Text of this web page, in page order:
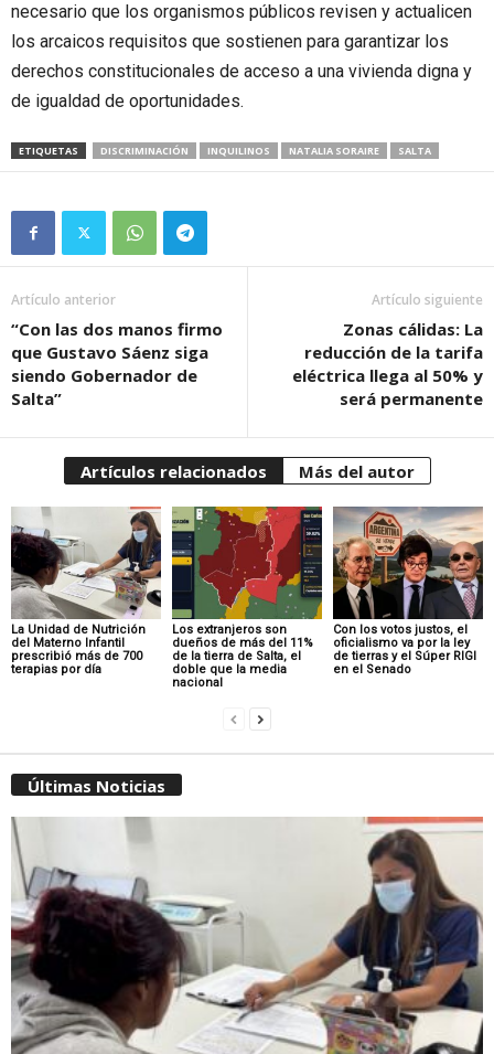
necesario que los organismos públicos revisen y actualicen
los arcaicos requisitos que sostienen para garantizar los
derechos constitucionales de acceso a una vivienda digna y
de igualdad de oportunidades.
ETIQUETAS DISCRIMINACIÓN INQUILINOS NATALIA SORAIRE SALTA
Artículo anterior
“Con las dos manos firmo
que Gustavo Sáenz siga
siendo Gobernador de
Salta”
Artículo siguiente
Zonas cálidas: La
reducción de la tarifa
eléctrica llega al 50% y
será permanente
Artículos relacionados Más del autor
La Unidad de Nutrición
del Materno Infantil
prescribió más de 700
terapias por día
Los extranjeros son
dueños de más del 11%
de la tierra de Salta, el
doble que la media
nacional
Con los votos justos, el
oficialismo va por la ley
de tierras y el Súper RIGI
en el Senado
Últimas Noticias